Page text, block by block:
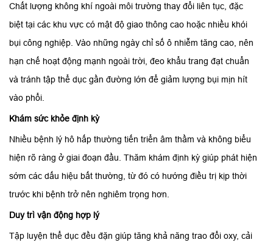
Chất lượng không khí ngoài môi trường thay đổi liên tục, đặc
biệt tại các khu vực có mật độ giao thông cao hoặc nhiều khói
bụi công nghiệp. Vào những ngày chỉ số ô nhiễm tăng cao, nên
hạn chế hoạt động mạnh ngoài trời, đeo khẩu trang đạt chuẩn
và tránh tập thể dục gần đường lớn để giảm lượng bụi mịn hít
vào phổi.
Khám sức khỏe định kỳ
Nhiều bệnh lý hô hấp thường tiến triển âm thầm và không biểu
hiện rõ ràng ở giai đoạn đầu. Thăm khám định kỳ giúp phát hiện
sớm các dấu hiệu bất thường, từ đó có hướng điều trị kịp thời
trước khi bệnh trở nên nghiêm trọng hơn.
Duy trì vận động hợp lý
Tập luyện thể dục đều đặn giúp tăng khả năng trao đổi oxy, cải